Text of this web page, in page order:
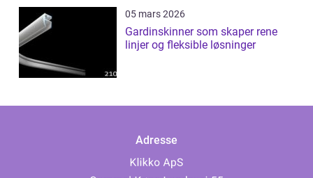
05 mars 2026
Gardinskinner som skaper rene
linjer og fleksible løsninger
Adresse